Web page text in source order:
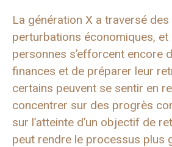
La génération X a traversé
perturbations économiques,
personnes s’efforcent encore
finances et de préparer leur
certains peuvent se sentir en
concentrer sur des progrès
sur l’atteinte d’un objectif de
peut rendre le processus plus